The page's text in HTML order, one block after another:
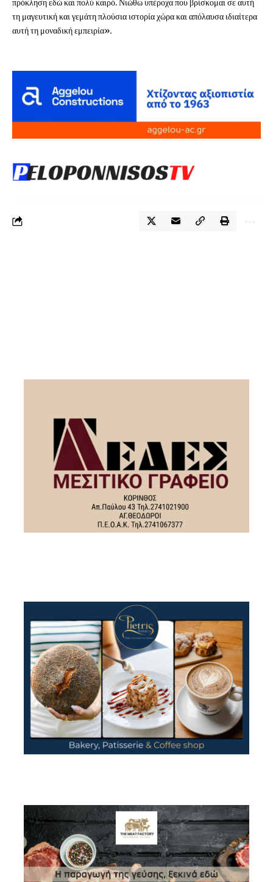
πρόκληση εδώ και πολύ καιρό. Νιώθω υπέροχα που βρίσκομαι σε αυτή
τη μαγευτική και γεμάτη πλούσια ιστορία χώρα και απόλαυσα ιδιαίτερα
αυτή τη μοναδική εμπειρία».